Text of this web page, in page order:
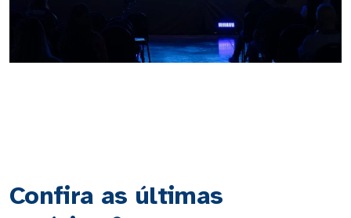
Confira as últimas